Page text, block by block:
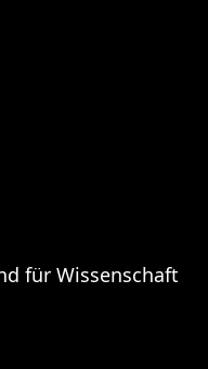
für Wissenschaft